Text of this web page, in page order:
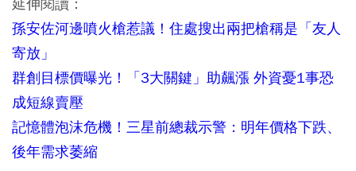
孫安佐河邊噴火槍惹議！住處搜出兩把槍稱是「友人
寄放」
群創目標價曝光！「3大關鍵」助飆漲 外資憂1事恐
成短線賣壓
記憶體泡沫危機！三星前總裁示警：明年價格下跌、
後年需求萎縮